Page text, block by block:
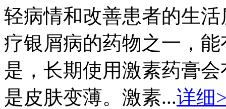
轻病情和改善患者的生
疗银屑病的药物之一，
是，长期使用激素药膏
是皮肤变薄。激素...详细